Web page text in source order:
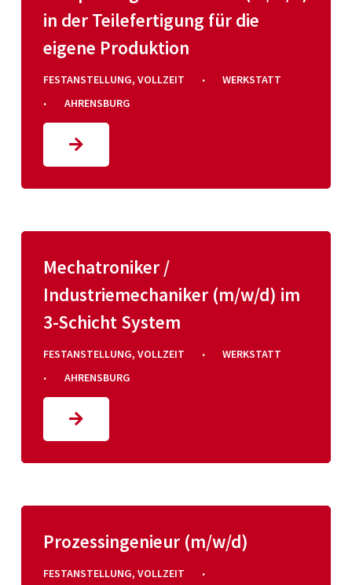
in der Teilefertigung für die
eigene Produktion
FESTANSTELLUNG, VOLLZEIT · WERKSTATT
· AHRENSBURG
Mechatroniker /
Industriemechaniker (m/w/d) im
3-Schicht System
FESTANSTELLUNG, VOLLZEIT · WERKSTATT
· AHRENSBURG
Prozessingenieur (m/w/d)
FESTANSTELLUNG, VOLLZEIT ·